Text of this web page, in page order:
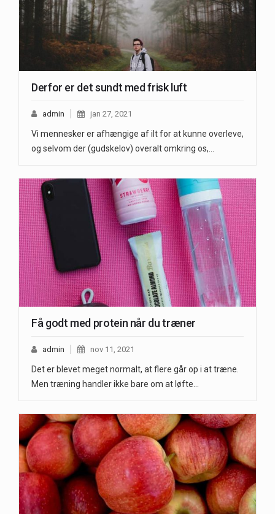
Derfor er det sundt med frisk luft
admin jan 27, 2021
Vi mennesker er afhængige af ilt for at kunne overleve,
og selvom der (gudskelov) overalt omkring os,…
Få godt med protein når du træner
admin nov 11, 2021
Det er blevet meget normalt, at flere går op i at træne.
Men træning handler ikke bare om at løfte…